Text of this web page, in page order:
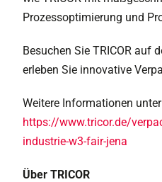
Prozessoptimierung und
Besuchen Sie TRICOR auf
erleben Sie innovative
Weitere Informationen
https://www.tricor.de/
industrie-w3-fair-jena
Über TRICOR